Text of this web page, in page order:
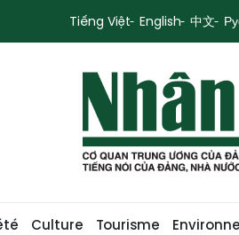
Tiếng Việt English 中文
Culture Tourisme